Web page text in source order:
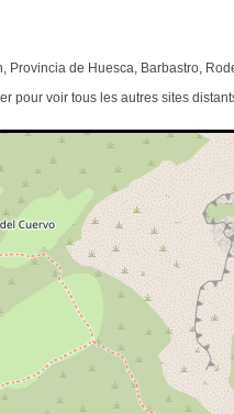
Provincia de Huesca, Barbastro,
pour voir tous les autres sites